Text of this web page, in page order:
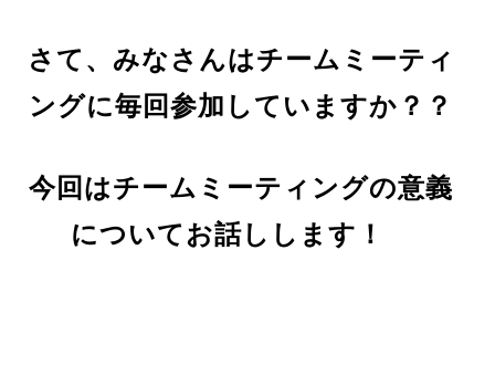
さて、みなさんはチームミーティ
ングに毎回参加していますか？？
今回はチームミーティングの意義
についてお話しします！